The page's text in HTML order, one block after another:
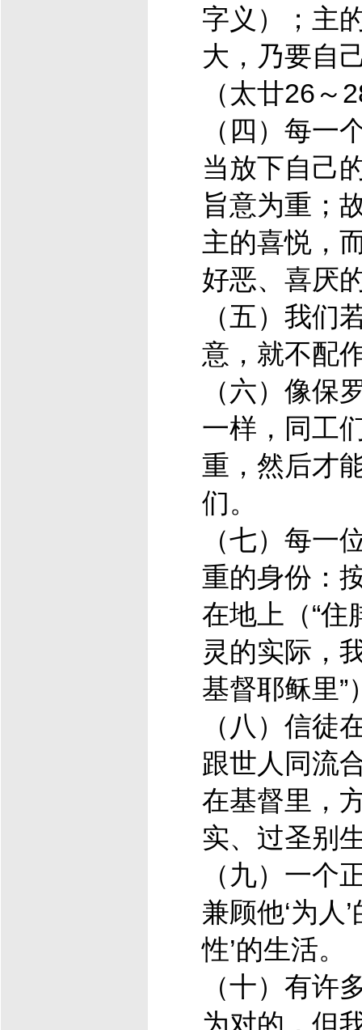
字义）；主
大，乃要自
（太廿26～
（四）每一
当放下自己
旨意为重；
主的喜悦，
好恶、喜厌
（五）我们
意，就不配
（六）像保
一样，同工
重，然后才
们。
（七）每一
重的身份：
在地上（“住
灵的实际，
基督耶稣里”
（八）信徒
跟世人同流
在基督里，
实、过圣别
（九）一个
兼顾他‘为人
性’的生活。
（十）有许
为对的，但